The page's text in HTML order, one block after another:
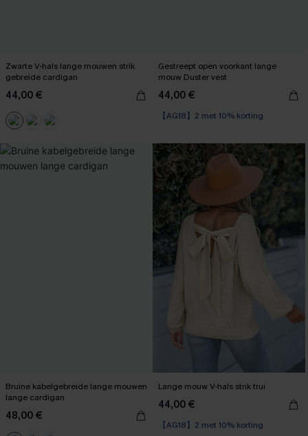
Zwarte V-hals lange mouwen strik
gebreide cardigan
44,00 €
Gestreept open voorkant lange
mouw Duster vest
44,00 €
【AG18】2 met 10% korting
Bruine kabelgebreide lange mouwen
lange cardigan
48,00 €
Lange mouw V-hals strik trui
44,00 €
【AG18】2 met 10% korting